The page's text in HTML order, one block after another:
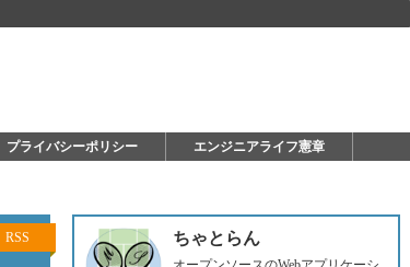
プライバシーポリシー エンジニアライフ憲章
RSS ちゃとらん